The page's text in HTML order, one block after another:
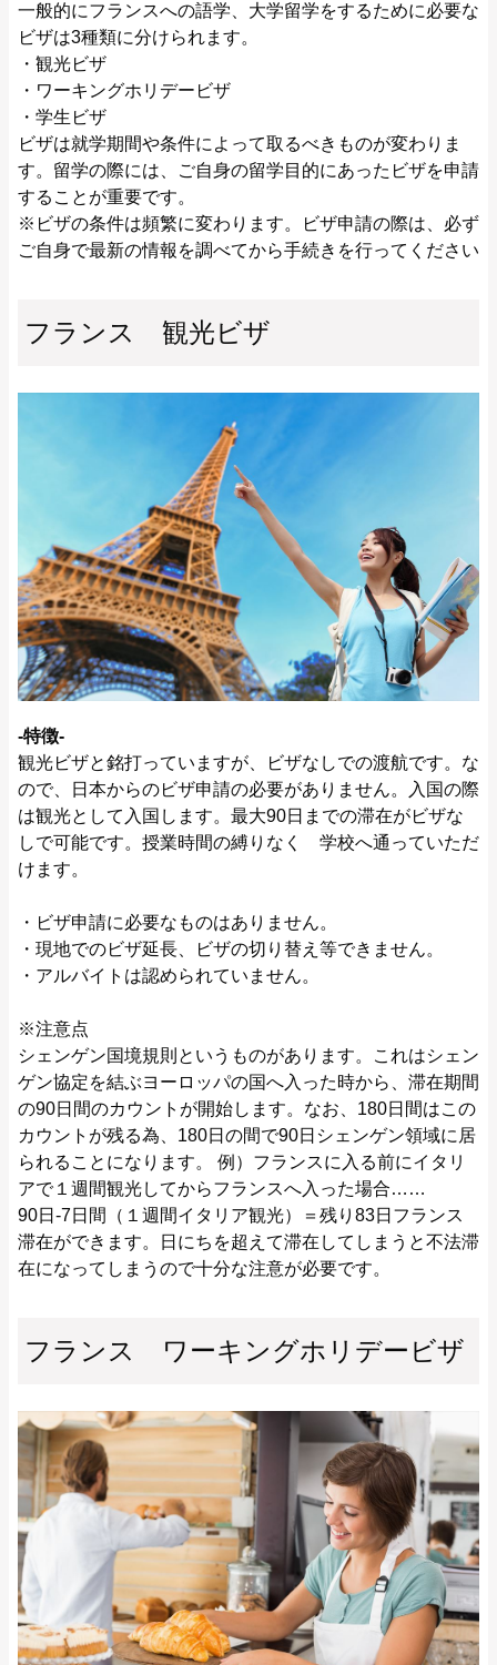
一般的にフランスへの語学、大学留学をするために必要な
ビザは3種類に分けられます。
・観光ビザ
・ワーキングホリデービザ
・学生ビザ
ビザは就学期間や条件によって取るべきものが変わりま
す。留学の際には、ご自身の留学目的にあったビザを申請
することが重要です。
※ビザの条件は頻繁に変わります。ビザ申請の際は、必ず
ご自身で最新の情報を調べてから手続きを行ってください
フランス 観光ビザ
‐特徴‐
観光ビザと銘打っていますが、ビザなしでの渡航です。な
ので、日本からのビザ申請の必要がありません。入国の際
は観光として入国します。最大90日までの滞在がビザな
しで可能です。授業時間の縛りなく 学校へ通っていただ
けます。
・ビザ申請に必要なものはありません。
・現地でのビザ延長、ビザの切り替え等できません。
・アルバイトは認められていません。
※注意点
シェンゲン国境規則というものがあります。これはシェン
ゲン協定を結ぶヨーロッパの国へ入った時から、滞在期間
の90日間のカウントが開始します。なお、180日間はこの
カウントが残る為、180日の間で90日シェンゲン領域に居
られることになります。 例）フランスに入る前にイタリ
アで１週間観光してからフランスへ入った場合……
90日-7日間（１週間イタリア観光）＝残り83日フランス
滞在ができます。日にちを超えて滞在してしまうと不法滞
在になってしまうので十分な注意が必要です。
フランス ワーキングホリデービザ